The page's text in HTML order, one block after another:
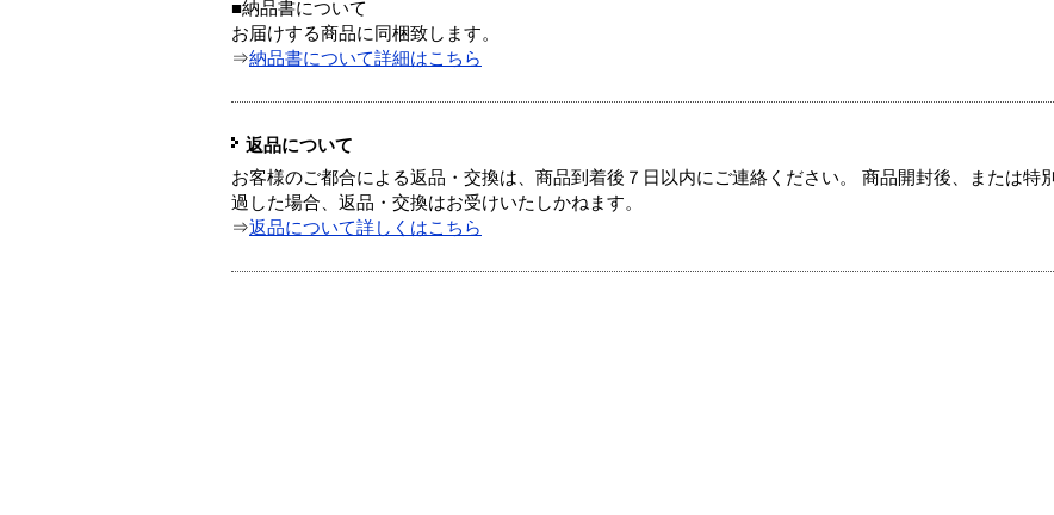
■納品書について
お届けする商品に同梱致します。
⇒納品書について詳細はこちら
返品について
お客様のご都合による返品・交換は、商品到着後７日以内にご連絡ください。 商品開封後、または特
過した場合、返品・交換はお受けいたしかねます。
⇒返品について詳しくはこちら